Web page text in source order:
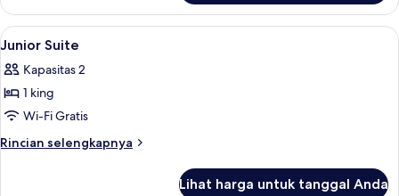
Suite
Junior
Lihat
semua
foto
untuk
Junior
Suite
3
Junior Suite
Kapasitas 2
1 king
Wi-Fi Gratis
Rincian selengkapnya
Rincian
Lihat harga untuk tanggal Anda